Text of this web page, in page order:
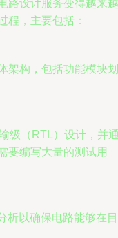
路设计服务变得越来越
程，主要包括：
架构，包括功能模块划
级（RTL）设计，并
要编写大量的测试用
析以确保电路能够在目